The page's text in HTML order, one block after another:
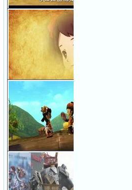
《桃园》同名主题曲 歌
手汪苏泷加
《桃园》全屏召唤技新
增小乔刘备
浪味仙2013广告泄露
《桃园》为合